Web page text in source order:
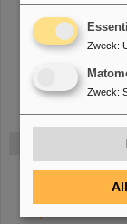
Zweck:
Zweck: